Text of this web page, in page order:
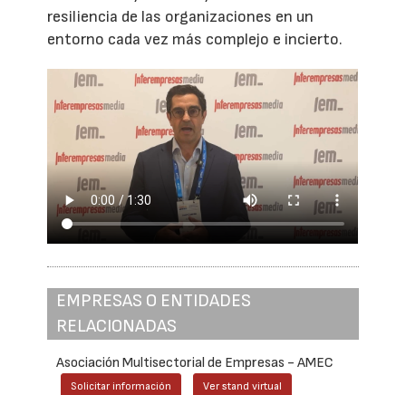
resiliencia de las organizaciones en un
entorno cada vez más complejo e incierto.
EMPRESAS O ENTIDADES
RELACIONADAS
Asociación Multisectorial de Empresas - AMEC
Solicitar información Ver stand virtual